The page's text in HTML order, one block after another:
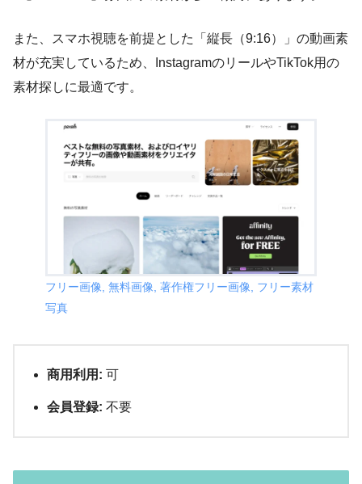
また、スマホ視聴を前提とした「縦長（9:16）」の動画素
材が充実しているため、InstagramのリールやTikTok用の
素材探しに最適です。
フリー画像, 無料画像, 著作権フリー画像, フリー素材
写真
商用利用: 可
会員登録: 不要